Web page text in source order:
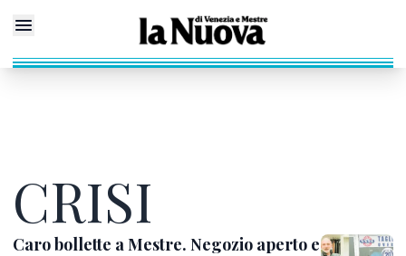
CRISI
Caro bollette a Mestre. Negozio aperto e